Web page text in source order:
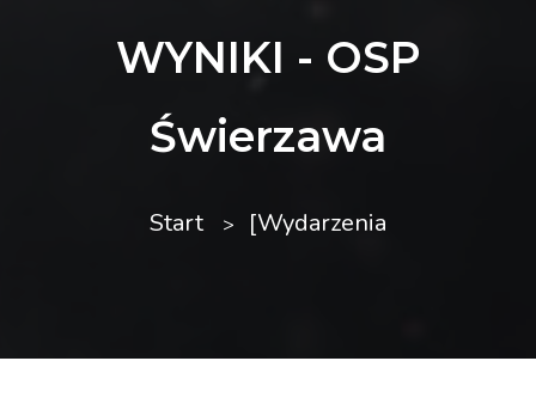
WYNIKI - OSP
Świerzawa
Start [Wydarzenia